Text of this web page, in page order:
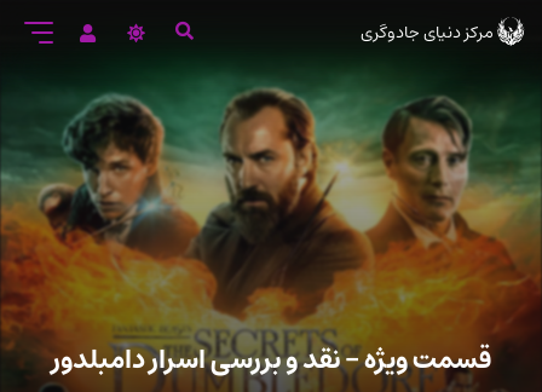
ورود
مرکز دنیای جادوگری
قسمت ویژه – نقد و بررسی اسرار دامبلدور